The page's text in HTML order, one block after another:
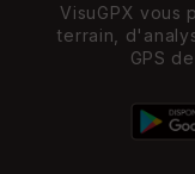
VisuGPX vous
terrain,
GPS